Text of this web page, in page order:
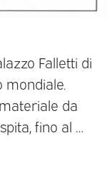
Falletti di
da
fino al …